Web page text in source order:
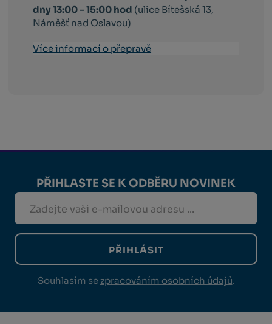
dny 13:00 – 15:00 hod (ulice Bítešská 13,
Náměšť nad Oslavou)
Více informací o přepravě
PŘIHLASTE SE K ODBĚRU NOVINEK
PŘIHLÁSIT
Souhlasím se zpracováním osobních údajů.